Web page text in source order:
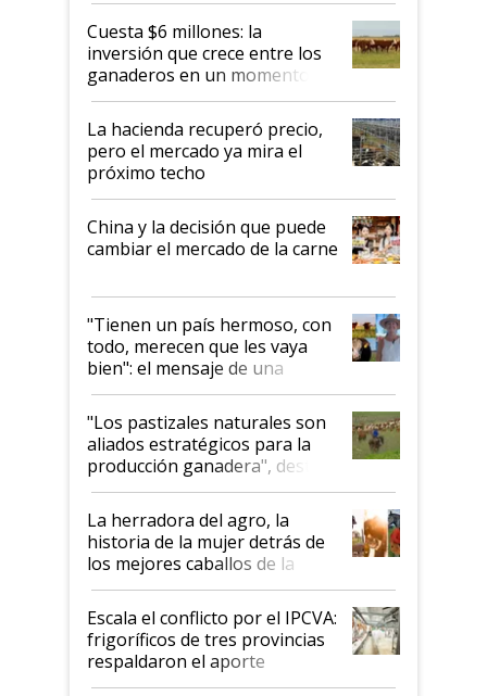
Cuesta $6 millones: la
inversión que crece entre los
ganaderos en un momento
histórico para la actividad
La hacienda recuperó precio,
pero el mercado ya mira el
próximo techo
China y la decisión que puede
cambiar el mercado de la carne
"Tienen un país hermoso, con
todo, merecen que les vaya
bien": el mensaje de una
ganadera uruguaya sobre las
oportunidades que se abren
para el agro en Argentina, con
foco en la carne
"Los pastizales naturales son
aliados estratégicos para la
producción ganadera", destaca
la iniciativa que ya reúne a 46
establecimientos en Argentina
La herradora del agro, la
historia de la mujer detrás de
los mejores caballos de la
Argentina y los mitos que
todavía hacen sufrir a estos
animales: "Mientras me
descalificaban, yo seguí
haciendo currículum"
Escala el conflicto por el IPCVA:
frigoríficos de tres provincias
respaldaron el aporte
obligatorio